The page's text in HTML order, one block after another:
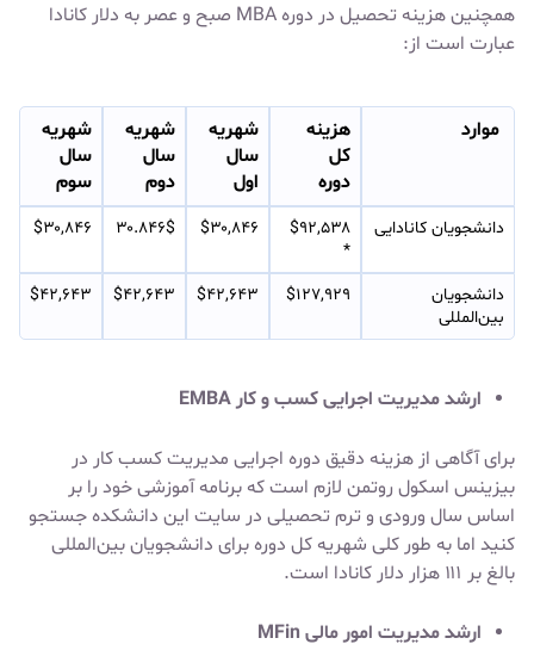
همچنین هزینه تحصیل در دوره MBA صبح و عصر به دلار کانادا
عبارت است از:
موارد
هزینه
کل
دوره
شهریه
سال
اول
شهریه
سال
دوم
شهریه
سال
سوم
دانشجویان کانادایی
*
$۳۰,۸۴۶ ۳۰.۸۴۶$ $۳۰,۸۴۶
بین‌المللی
$۱۲۷,۹۲۹ $۴۲,۶۴۳ $۴۲,۶۴۳ $۴۲,۶۴۳
ارشد مدیریت اجرایی کسب و کار EMBA
برای آگاهی از هزینه دقیق دوره اجرایی مدیریت کسب کار در
بیزینس اسکول روتمن لازم است که برنامه آموزشی خود را بر
اساس سال ورودی و ترم تحصیلی در سایت این دانشکده جستجو
کنید اما به طور کلی شهریه کل دوره برای دانشجویان بین‌المللی
بالغ بر ۱۱۱ هزار دلار کانادا است.
ارشد مدیریت امور مالی MFin